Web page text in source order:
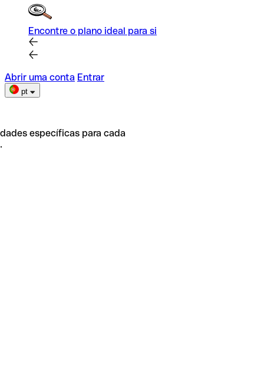
Encontre o plano ideal para si
Abrir uma conta Entrar
pt
específicas para cada